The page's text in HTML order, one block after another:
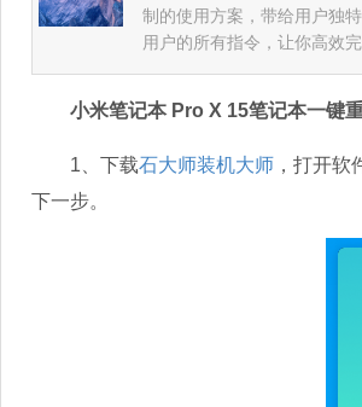
制的使用方案，带给用户独
用户的所有指令，让你高效
小米笔记本 Pro X 15笔记本一键
1、下载石大师装机大师 ，打开
下一步。